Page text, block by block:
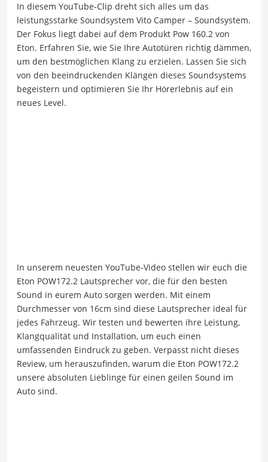
In diesem YouTube-Clip dreht sich alles um das
leistungsstarke Soundsystem Vito Camper – Soundsystem.
Der Fokus liegt dabei auf dem Produkt Pow 160.2 von
Eton. Erfahren Sie, wie Sie Ihre Autotüren richtig dämmen,
um den bestmöglichen Klang zu erzielen. Lassen Sie sich
von den beeindruckenden Klängen dieses Soundsystems
begeistern und optimieren Sie Ihr Hörerlebnis auf ein
neues Level.
In unserem neuesten YouTube-Video stellen wir euch die
Eton POW172.2 Lautsprecher vor, die für den besten
Sound in eurem Auto sorgen werden. Mit einem
Durchmesser von 16cm sind diese Lautsprecher ideal für
jedes Fahrzeug. Wir testen und bewerten ihre Leistung,
Klangqualität und Installation, um euch einen
umfassenden Eindruck zu geben. Verpasst nicht dieses
Review, um herauszufinden, warum die Eton POW172.2
unsere absoluten Lieblinge für einen geilen Sound im
Auto sind.